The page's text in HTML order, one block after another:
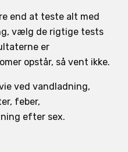
end at teste alt med
vælg de rigtige tests
er
opstår, så vent ikke.
ved vandladning,
feber,
efter sex.